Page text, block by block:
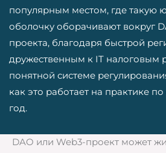
популярным местом, где такую
оболочку оборачивают вокруг
проекта, благодаря быстрой
дружественным к IT налоговым
понятной системе
как это работает на практике
год.
DAO или Web3-проект может